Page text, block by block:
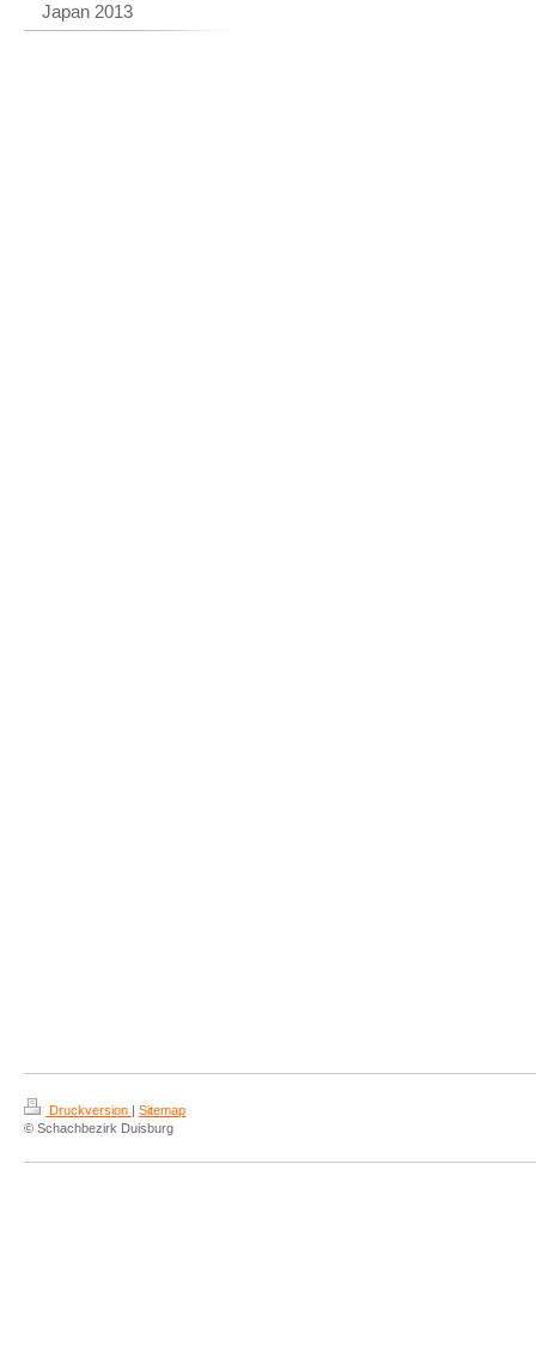
Japan 2013
Druckversion | Sitemap
© Schachbezirk Duisburg